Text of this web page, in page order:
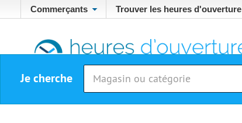
Commerçants Trouver les heures d'ouverture
Je cherche